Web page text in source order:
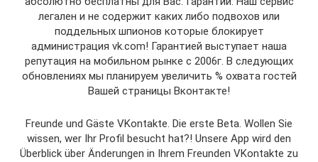
легален и не содержит каких либо подвохов или
поддельных шпионов которые блокирует
администрация vk.com! Гарантией выступает наша
репутация на мобильном рынке с 2006г. В следующих
обновлениях мы планируем увеличить % охвата гостей
Вашей страницы Вконтакте!
Freunde und Gäste VKontakte. Die erste Beta. Wollen Sie
wissen, wer Ihr Profil besucht hat?! Unsere App wird den
Überblick über Änderungen in Ihrem Freunden VKontakte zu